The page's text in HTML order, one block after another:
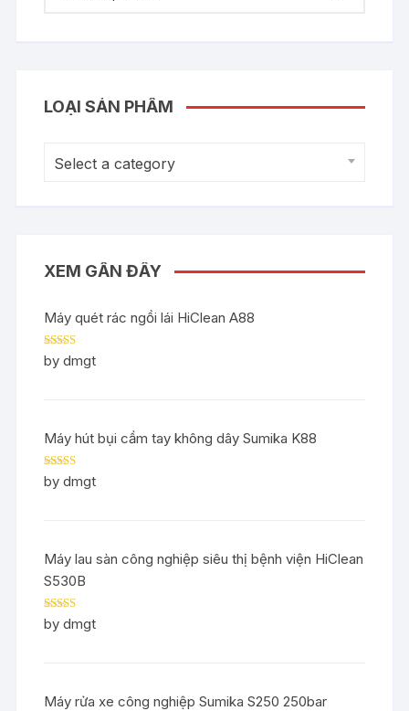
LOẠI SẢN PHẨM
Select a category
XEM GẦN ĐÂY
Máy quét rác ngồi lái HiClean A88
Rated5out
of 5
by dmgt
Máy hút bụi cầm tay không dây Sumika K88
Rated5out
of 5
by dmgt
Máy lau sàn công nghiệp siêu thị bệnh viện HiClean
S530B
Rated5out
of 5
by dmgt
Máy rửa xe công nghiệp Sumika S250 250bar